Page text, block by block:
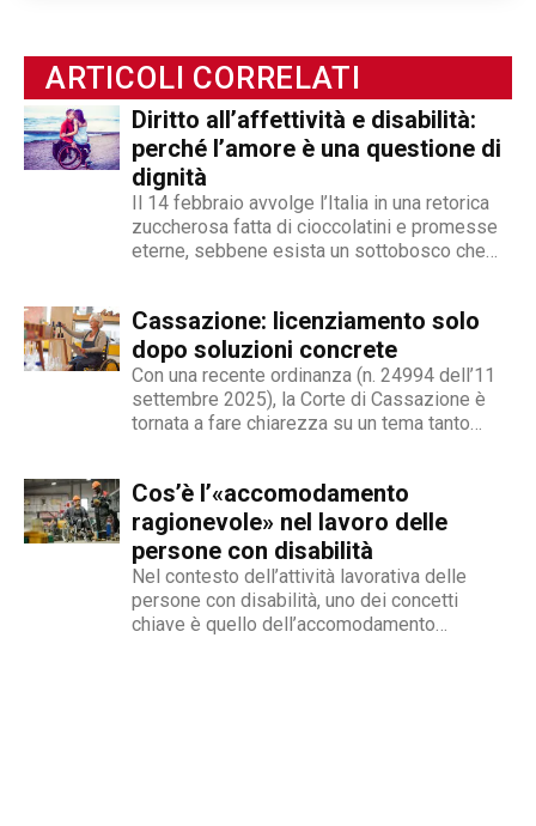
permettono di spaziare tra giornalismo,
videogiornalismo e speakeraggio radiofonico. La
sua impronta stilistica è da sempre al servizio
dei temi sociali: si fa portavoce delle fasce più
deboli della società, spinto dall'irrefrenabile
curiosità. L’immancabile sete di verità lo
contraddistingue per la dedizione al fact
ARTICOLI CORRELATI
Diritto all’affettività e disabilità:
perché l’amore è una questione di
dignità
Il 14 febbraio avvolge l’Italia in una retorica
zuccherosa fatta di cioccolatini e promesse
eterne, sebbene esista un sottobosco che
un’opzione commerciale né un dato di di fatto,
ma...
Cassazione: licenziamento solo
dopo soluzioni concrete
Con una recente ordinanza (n. 24994 dell’11
settembre 2025), la Corte di Cassazione è
tornata a fare chiarezza su un tema tanto
che, a causa di una sopraggiunta disabilità,
non è più...
Cos’è l’«accomodamento
ragionevole» nel lavoro delle
persone con disabilità
Nel contesto dell’attività lavorativa delle
persone con disabilità, uno dei concetti
chiave è quello dell’accomodamento